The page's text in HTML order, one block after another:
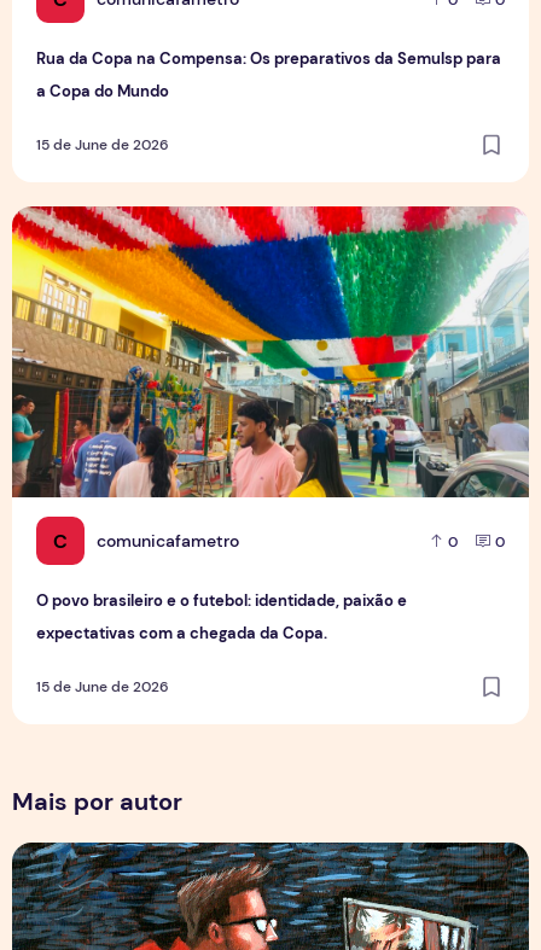
Rua da Copa na Compensa: Os preparativos da Semulsp para
a Copa do Mundo
15 de June de 2026
C comunicafametro 0 0
O povo brasileiro e o futebol: identidade, paixão e
expectativas com a chegada da Copa.
15 de June de 2026
O povo brasileiro e o futebol: identidade, paixão e
Mais por autor
Por Trás dos Pixels